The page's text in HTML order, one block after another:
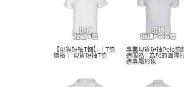
【現貨短袖T恤】｜T恤
價格｜ 現貨短袖T恤
專業現貨短袖Polo恤訂
造服務 - 為您的團隊打
造專屬形象